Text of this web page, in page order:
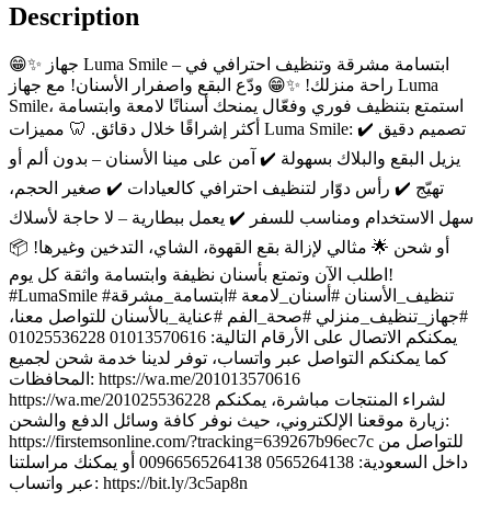
Description
😁✨ جهاز Luma Smile – ابتسامة مشرقة وتنظيف احترافي في
راحة منزلك! ✨😁 ودّع البقع واصفرار الأسنان! مع جهاز Luma
Smile، استمتع بتنظيف فوري وفعّال يمنحك أسنانًا لامعة وابتسامة
أكثر إشراقًا خلال دقائق. 🦷 مميزات Luma Smile: ✔️ تصميم دقيق
يزيل البقع والبلاك بسهولة ✔️ آمن على مينا الأسنان – بدون ألم أو
تهيّج ✔️ رأس دوّار لتنظيف احترافي كالعيادات ✔️ صغير الحجم،
سهل الاستخدام ومناسب للسفر ✔️ يعمل ببطارية – لا حاجة لأسلاك
أو شحن 🌟 مثالي لإزالة بقع القهوة، الشاي، التدخين وغيرها! 📦
اطلب الآن وتمتع بأسنان نظيفة وابتسامة واثقة كل يوم!
#LumaSmile #تنظيف_الأسنان #أسنان_لامعة #ابتسامة_مشرقة
#جهاز_تنظيف_منزلي #صحة_الفم #عناية_بالأسنان للتواصل معنا،
يمكنكم الاتصال على الأرقام التالية: 01013570616 01025536228
كما يمكنكم التواصل عبر واتساب، توفر لدينا خدمة شحن لجميع
المحافظات: https://wa.me/201013570616
https://wa.me/201025536228 لشراء المنتجات مباشرة، يمكنكم
زيارة موقعنا الإلكتروني، حيث نوفر كافة وسائل الدفع والشحن:
https://firstemsonline.com/?tracking=639267b96ec7c للتواصل من
داخل السعودية: 0565264138 00966565264138 أو يمكنك مراسلتنا
عبر واتساب: https://bit.ly/3c5ap8n